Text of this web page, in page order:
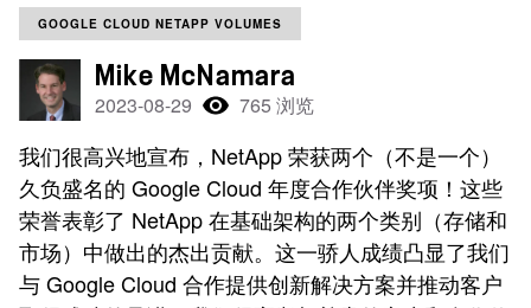
GOOGLE CLOUD NETAPP VOLUMES
Mike McNamara
2023-08-29 765 浏览
我们很高兴地宣布，NetApp 荣获两个（不是一个）
久负盛名的 Google Cloud 年度合作伙伴奖项！这些
荣誉表彰了 NetApp 在基础架构的两个类别（存储和
市场）中做出的杰出贡献。这一骄人成绩凸显了我们
与 Google Cloud 合作提供创新解决方案并推动客户